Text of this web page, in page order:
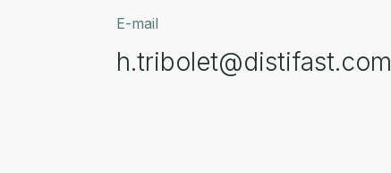
E-mail
h.tribolet@distifast.com